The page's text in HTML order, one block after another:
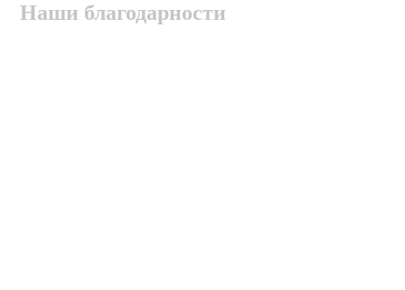
Наши благодарности